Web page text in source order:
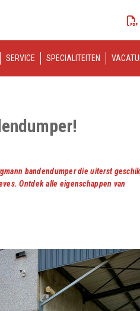
SERVICE SPECIALITEITEN
bandendumper die uiterst
Ontdek alle eigenschappen van